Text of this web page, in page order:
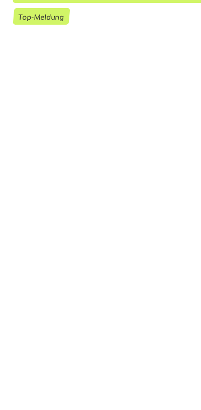
a
l
Top-Meldung